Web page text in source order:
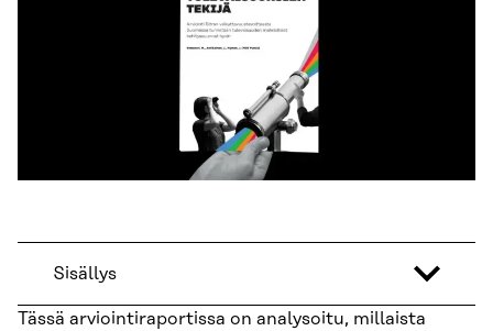
Sisällys
Tässä arviointiraportissa on analysoitu, millaista